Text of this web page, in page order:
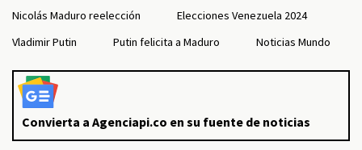
Nicolás Maduro reelección
Elecciones Venezuela 2024
Vladimir Putin
Putin felicita a Maduro Noticias Mundo
Convierta a Agenciapi.co en su fuente de noticias